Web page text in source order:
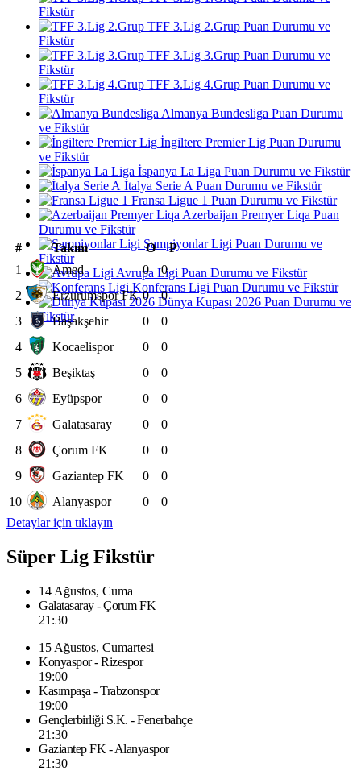
Fikstür
TFF 3.Lig 2.Grup Puan Durumu ve
Fikstür
TFF 3.Lig 3.Grup Puan Durumu ve
Fikstür
TFF 3.Lig 4.Grup Puan Durumu ve
Fikstür
Almanya Bundesliga Puan Durumu
ve Fikstür
İngiltere Premier Lig Puan Durumu
ve Fikstür
İspanya La Liga Puan Durumu ve Fikstür
İtalya Serie A Puan Durumu ve Fikstür
Fransa Ligue 1 Puan Durumu ve Fikstür
Azerbaijan Premyer Liqa Puan
Durumu ve Fikstür
Şampiyonlar Ligi Puan Durumu ve
Fikstür
Avrupa Ligi Puan Durumu ve Fikstür
Konferans Ligi Puan Durumu ve Fikstür
Dünya Kupası 2026 Puan Durumu ve
Fikstür
# Takım O
P
1
Amed 0
0
2
Erzurumspor FK 0
0
3
Başakşehir 0
0
4
Kocaelispor 0
0
5
Beşiktaş 0
0
6
Eyüpspor 0
0
7
Galatasaray 0
0
8
Çorum FK 0
0
9
Gaziantep FK 0
0
10
Alanyaspor 0
0
Detaylar için tıklayın
Süper Lig Fikstür
14 Ağustos, Cuma
Galatasaray - Çorum FK
21:30
15 Ağustos, Cumartesi
Konyaspor - Rizespor
19:00
Kasımpaşa - Trabzonspor
19:00
Gençlerbirliği S.K. - Fenerbahçe
21:30
Gaziantep FK - Alanyaspor
21:30